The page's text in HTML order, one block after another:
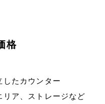
格
したカウンター
ア、ストレージなど